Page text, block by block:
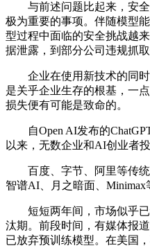
与前述问题比起来，安全
极为重要的事项。伴随模型
型过程中面临的安全挑战越
据泄露，到部分公司违规抓
企业在使用新技术的同时
是关乎企业生存的根基，一
损失便有可能是致命的。
自Open AI发布的
以来，无数企业和AI创业者
百度、字节、阿里等传统
智谱AI、月之暗面、Minimax
短短两年间，市场似乎已
汰期。前段时间，有媒体报
已放弃预训练模型。在美国